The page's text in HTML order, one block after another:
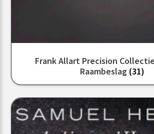
Frank Allart Precision
Raambeslag (31)